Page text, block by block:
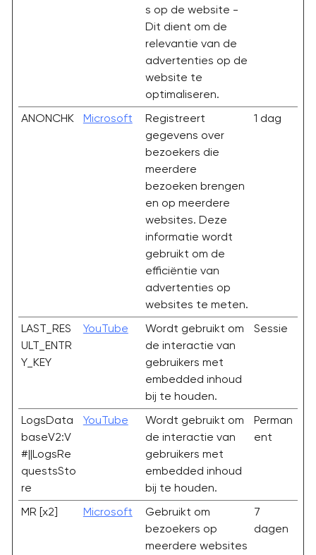
s op de website -
Dit dient om de
relevantie van de
advertenties op de
website te
optimaliseren.
ANONCHK Microsoft
Registreert
gegevens over
bezoekers die
meerdere
bezoeken brengen
en op meerdere
websites. Deze
informatie wordt
gebruikt om de
efficiëntie van
advertenties op
websites te meten.
1 dag
LAST_RES
ULT_ENTR
Y_KEY
YouTube
Wordt gebruikt om
de interactie van
gebruikers met
embedded inhoud
bij te houden.
Sessie
LogsData
baseV2:V
#||LogsRe
questsSto
re
YouTube
Wordt gebruikt om
de interactie van
gebruikers met
embedded inhoud
bij te houden.
Perman
ent
MR [x2] Microsoft
Gebruikt om
bezoekers op
meerdere websites
7
dagen